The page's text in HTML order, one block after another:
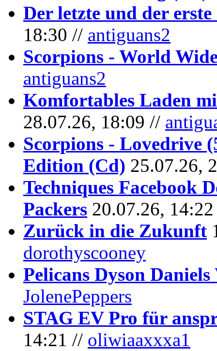
Der letzte und der erste
18:30 // antiguans2
Scorpions - World
antiguans2
Komfortables Laden
28.07.26, 18:09 //
Scorpions - Lovedrive
Edition (Cd) 25.07.26,
Techniques Facebook
Packers 20.07.26,
Zurück in die Zukunft
dorothyscooney
Pelicans Dyson
JolenePeppers
STAG EV Pro für
14:21 // oliwiaaxxxa1